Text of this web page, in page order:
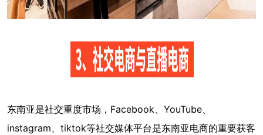
东南亚是社交重度市场，Facebook、YouTube、
instagram、tiktok等社交媒体平台是东南亚电商的重要获客